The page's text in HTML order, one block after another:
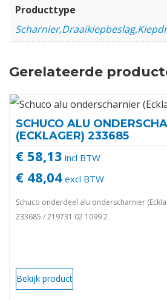
Producttype
Gerelateerde
SCHUCO ALU
(ECKLAGER) 233685
€ 58,13 incl BTW
€ 48,04 excl BTW
Schuco onderdeel alu onderscharnier
233685 / 219731 02 1099 2
Bekijk product